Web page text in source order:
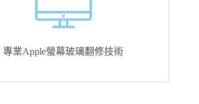
專業Apple螢幕玻璃翻修技術